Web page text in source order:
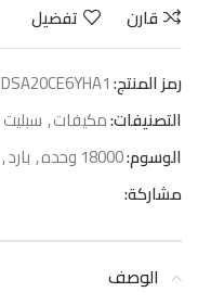
قارن
تفضيل
رمز المنتج:DSA20CE6YHA1
التصنيفات:مكيفات, سبليت
الوسوم:18000 وحده , بارد,
مشاركة:
الوصف